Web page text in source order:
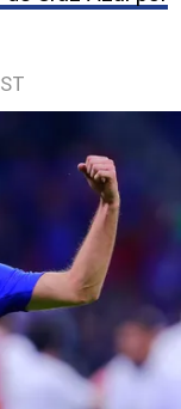
estadio y
Cruz Azul por